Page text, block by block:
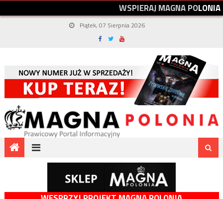
WSPIERAJMAGNAPOLONIA
Piątek, 07 Sierpnia 2026